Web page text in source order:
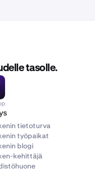
tasolle.
tietoturva
työpaikat
blogi
kehittäjä